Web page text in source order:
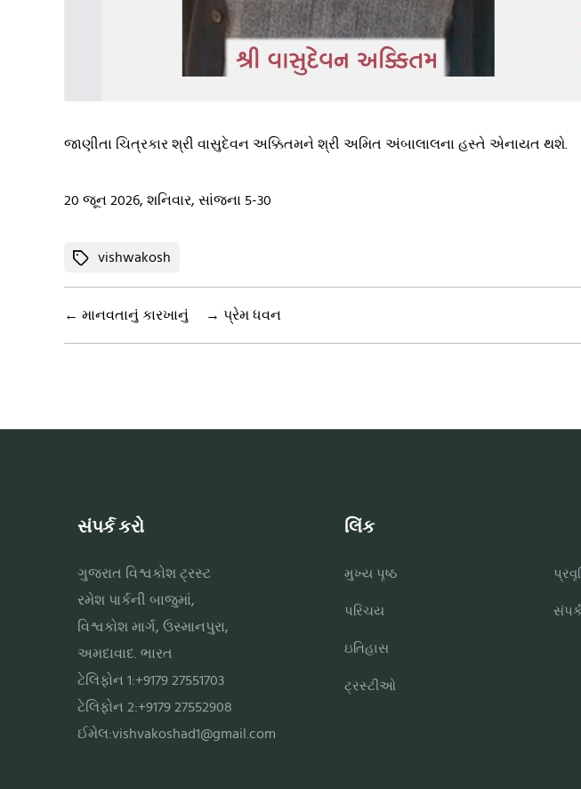
જાણીતા ચિત્રકાર શ્રી વાસુદેવન અક્કિતમને શ્રી અમિત અંબાલાલના હસ્તે એનાયત થશે.
20 જૂન 2026, શનિવાર, સાંજના 5-30
Tagsvishwakosh
← માનવતાનું કારખાનું → પ્રેમ ધવન
સંપર્ક કરો
ગુજરાત વિશ્વકોશ ટ્રસ્ટ
રમેશ પાર્કની બાજુમાં,
વિશ્વકોશ માર્ગ, ઉસ્માનપુરા,
અમદાવાદ. ભારત
ટેલિફોન 1:+9179 27551703
ટેલિફોન 2:+9179 27552908
ઈમેલ:vishvakoshad1@gmail.com
લિંક
મુખ્ય પૃષ્ઠ
પરિચય
ઇતિહાસ
ટ્રસ્ટીઓ